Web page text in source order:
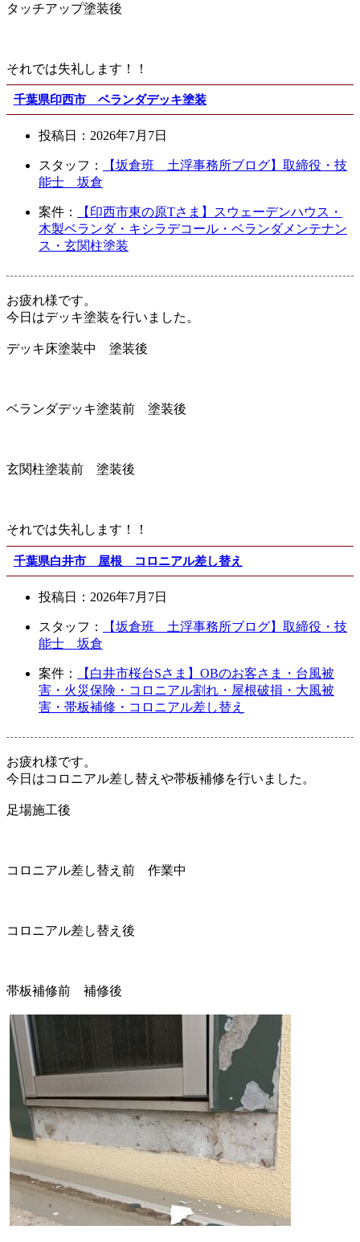
タッチアップ塗装後
それでは失礼します！！
千葉県印西市 ベランダデッキ塗装
投稿日： 2026年7月7日
スタッフ：
【坂倉班 土浮事務所ブログ】取締役・技
能士 坂倉
案件：
【印西市東の原Tさま】スウェーデンハウス・
木製ベランダ・キシラデコール・ベランダメンテナン
ス・玄関柱塗装
お疲れ様です。
今日はデッキ塗装を行いました。
デッキ床塗装中 塗装後
ベランダデッキ塗装前 塗装後
玄関柱塗装前 塗装後
それでは失礼します！！
千葉県白井市 屋根 コロニアル差し替え
投稿日： 2026年7月7日
スタッフ：
【坂倉班 土浮事務所ブログ】取締役・技
能士 坂倉
案件：
【白井市桜台Sさま】OBのお客さま・台風被
害・火災保険・コロニアル割れ・屋根破損・大風被
害・帯板補修・コロニアル差し替え
お疲れ様です。
今日はコロニアル差し替えや帯板補修を行いました。
足場施工後
コロニアル差し替え前 作業中
コロニアル差し替え後
帯板補修前 補修後